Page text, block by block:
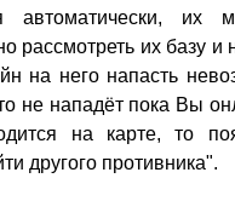
автоматически, их
рассмотреть их базу и
на него напасть
не нападёт пока Вы
на карте, то
другого противника".